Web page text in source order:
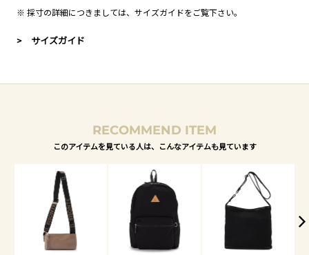
※ 採寸の詳細につきましては、 サイズガイドをご覧下さい。
> サイズガイド
RECOMMEND ITEM
このアイテムを見ている人は、こんなアイテムも見ています